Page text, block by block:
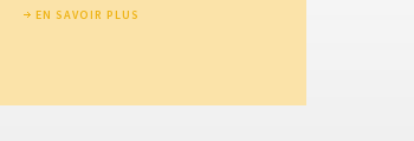
EN SAVOIR PLUS